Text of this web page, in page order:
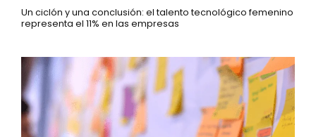
Un ciclón y una conclusión: el talento tecnológico femenino
representa el 11% en las empresas